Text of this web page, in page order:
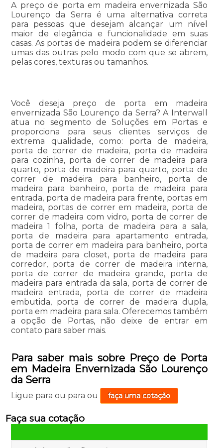
A preço de porta em madeira envernizada São
Lourenço da Serra é uma alternativa correta
para pessoas que desejam alcançar um nível
maior de elegância e funcionalidade em suas
casas. As portas de madeira podem se diferenciar
umas das outras pelo modo com que se abrem,
pelas cores, texturas ou tamanhos.
Você deseja preço de porta em madeira
envernizada São Lourenço da Serra? A Interwall
atua no segmento de Soluções em Portas e
proporciona para seus clientes serviços de
extrema qualidade, como: porta de madeira,
porta de correr de madeira, porta de madeira
para cozinha, porta de correr de madeira para
quarto, porta de madeira para quarto, porta de
correr de madeira para banheiro, porta de
madeira para banheiro, porta de madeira para
entrada, porta de madeira para frente, portas em
madeira, portas de correr em madeira, porta de
correr de madeira com vidro, porta de correr de
madeira 1 folha, porta de madeira para a sala,
porta de madeira para apartamento entrada,
porta de correr em madeira para banheiro, porta
de madeira para closet, porta de madeira para
corredor, porta de correr de madeira interna,
porta de correr de madeira grande, porta de
madeira para entrada da sala, porta de correr de
madeira entrada, porta de correr de madeira
embutida, porta de correr de madeira dupla,
porta em madeira para sala. Oferecemos também
a opção de Portas, não deixe de entrar em
contato para saber mais.
Para saber mais sobre Preço de Porta
em Madeira Envernizada São Lourenço
da Serra
Ligue para ou para ou faça uma cotação
Faça sua cotação